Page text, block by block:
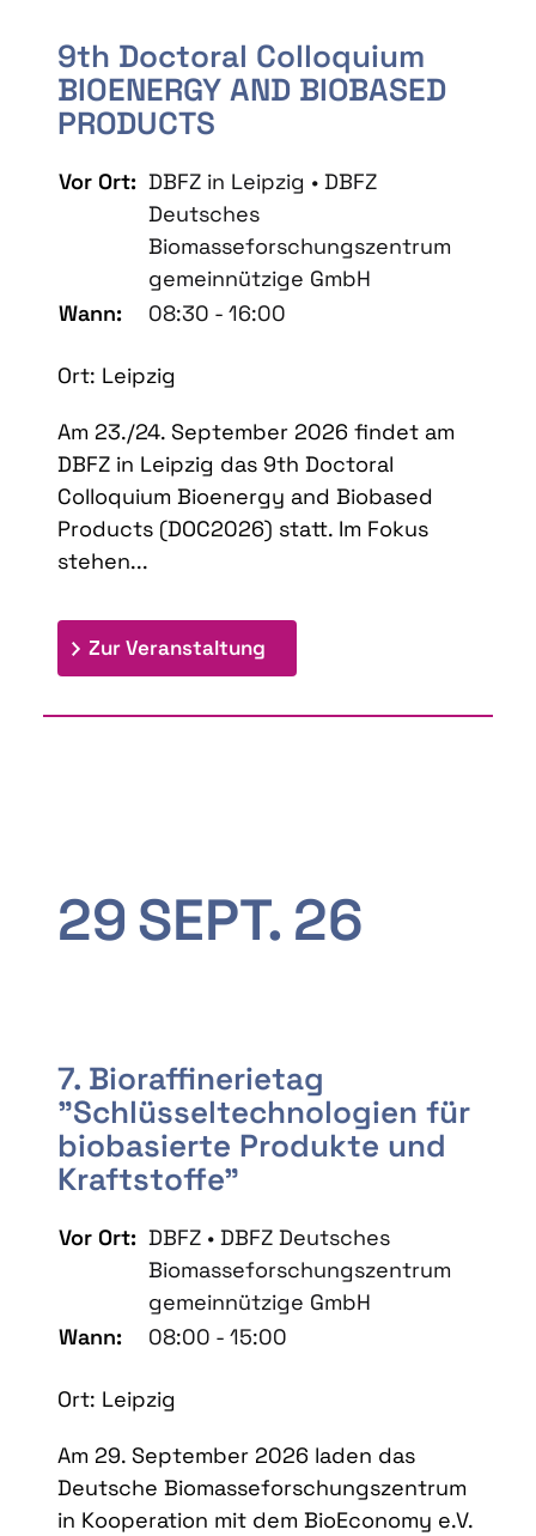
9th Doctoral Colloquium
BIOENERGY AND BIOBASED
PRODUCTS
Vor Ort: DBFZ in Leipzig • DBFZ
Deutsches
Biomasseforschungszentrum
gemeinnützige GmbH
Wann:
08:30 - 16:00
Ort: Leipzig
Am 23./24. September 2026 findet am
DBFZ in Leipzig das 9th Doctoral
Colloquium Bioenergy and Biobased
Products (DOC2026) statt. Im Fokus
stehen...
Zur Veranstaltung
29SEPT. 26
7. Bioraffinerietag
"Schlüsseltechnologien für
biobasierte Produkte und
Kraftstoffe"
Vor Ort: DBFZ • DBFZ Deutsches
Biomasseforschungszentrum
gemeinnützige GmbH
Wann:
08:00 - 15:00
Ort: Leipzig
Am 29. September 2026 laden das
Deutsche Biomasseforschungszentrum
in Kooperation mit dem BioEconomy e.V.